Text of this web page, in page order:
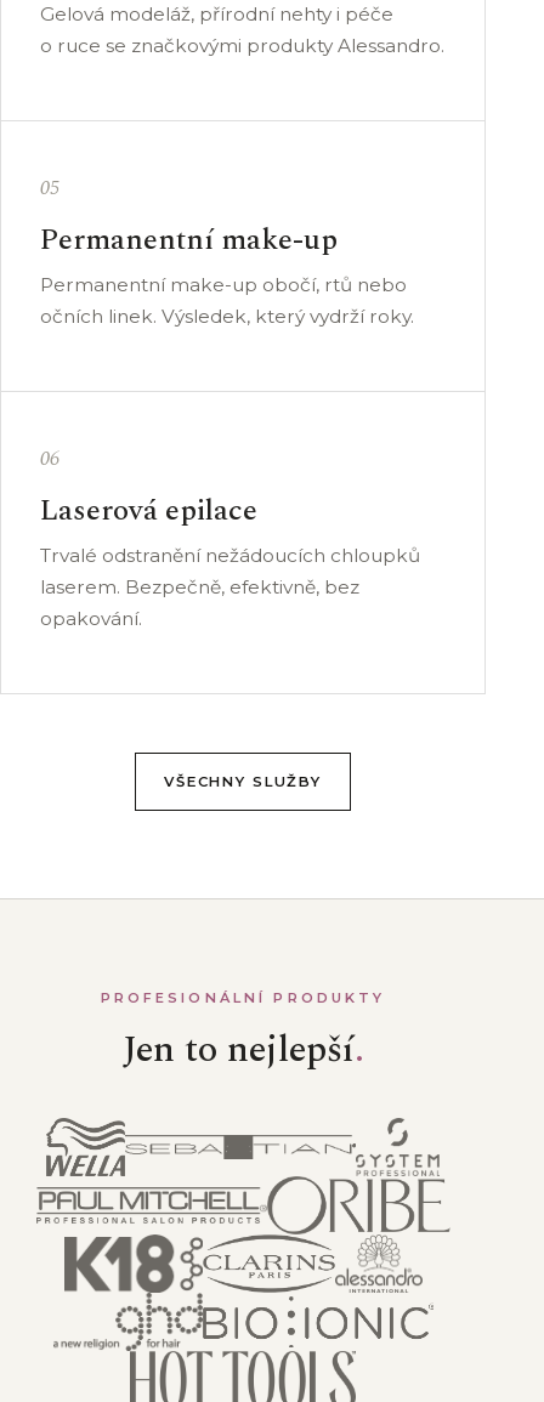
Gelová modeláž, přírodní nehty i péče
o ruce se značkovými produkty Alessandro.
05
Permanentní make-up
Permanentní make-up obočí, rtů nebo
očních linek. Výsledek, který vydrží roky.
06
Laserová epilace
Trvalé odstranění nežádoucích chloupků
laserem. Bezpečně, efektivně, bez
opakování.
VŠECHNY SLUŽBY
PROFESIONÁLNÍ PRODUKTY
Jen to nejlepší